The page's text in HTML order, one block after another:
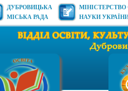
ДУБРОВИЦЬКА
МІСЬКА РАДА
МІНІСТЕРСТВО
НАУКИ